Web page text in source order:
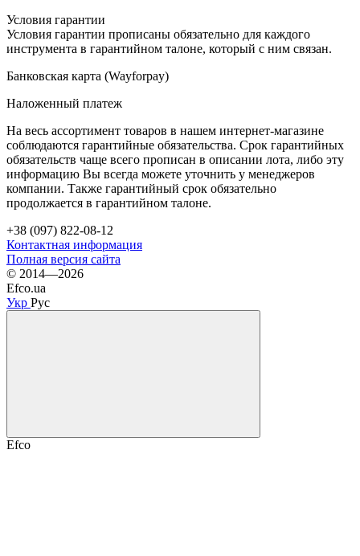
Условия гарантии
Условия гарантии прописаны обязательно для каждого
инструмента в гарантийном талоне, который с ним связан.
Банковская карта (Wayforpay)
Наложенный платеж
На весь ассортимент товаров в нашем интернет-магазине
соблюдаются гарантийные обязательства. Срок гарантийных
обязательств чаще всего прописан в описании лота, либо эту
информацию Вы всегда можете уточнить у менеджеров
компании. Также гарантийный срок обязательно
продолжается в гарантийном талоне.
+38 (097) 822-08-12
Контактная информация
Полная версия сайта
© 2014—2026
Efco.ua
Укр Рус
Efco